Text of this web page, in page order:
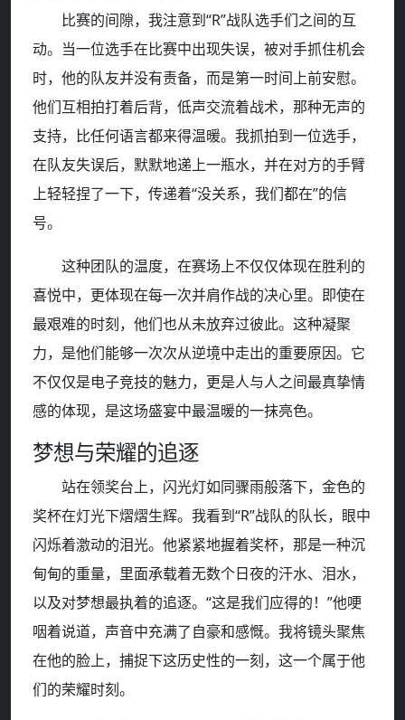
比赛的间隙，我注意到“R”战队选手们之间的互
动。当一位选手在比赛中出现失误，被对手抓住机会
时，他的队友并没有责备，而是第一时间上前安慰。
他们互相拍打着后背，低声交流着战术，那种无声的
支持，比任何语言都来得温暖。我抓拍到一位选手，
在队友失误后，默默地递上一瓶水，并在对方的手臂
上轻轻捏了一下，传递着“没关系，我们都在”的信
号。
这种团队的温度，在赛场上不仅仅体现在胜利的
喜悦中，更体现在每一次并肩作战的决心里。即使在
最艰难的时刻，他们也从未放弃过彼此。这种凝聚
力，是他们能够一次次从逆境中走出的重要原因。它
不仅仅是电子竞技的魅力，更是人与人之间最真挚情
感的体现，是这场盛宴中最温暖的一抹亮色。
梦想与荣耀的追逐
站在领奖台上，闪光灯如同骤雨般落下，金色的
奖杯在灯光下熠熠生辉。我看到“R”战队的队长，眼中
闪烁着激动的泪光。他紧紧地握着奖杯，那是一种沉
甸甸的重量，里面承载着无数个日夜的汗水、泪水，
以及对梦想最执着的追逐。“这是我们应得的！”他哽
咽着说道，声音中充满了自豪和感慨。我将镜头聚焦
在他的脸上，捕捉下这历史性的一刻，这一个属于他
们的荣耀时刻。